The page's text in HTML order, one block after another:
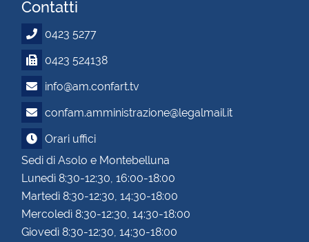
Contatti
0423 5277
0423 524138
info@am.confart.tv
confam.amministrazione@legalmail.it
Orari uffici
Sedi di Asolo e Montebelluna
Lunedì 8:30-12:30, 16:00-18:00
Martedì 8:30-12:30, 14:30-18:00
Mercoledì 8:30-12:30, 14:30-18:00
Giovedì 8:30-12:30, 14:30-18:00